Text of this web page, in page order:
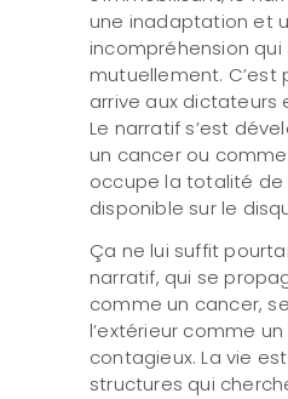
une inadaptation et
incompréhension
mutuellement. C’est
arrive aux dictateurs
Le narratif s’est
un cancer ou
occupe la totalité de
disponible sur le
Ça ne lui suffit
narratif, qui se
comme un cancer,
l’extérieur comme un
contagieux. La vie
structures qui